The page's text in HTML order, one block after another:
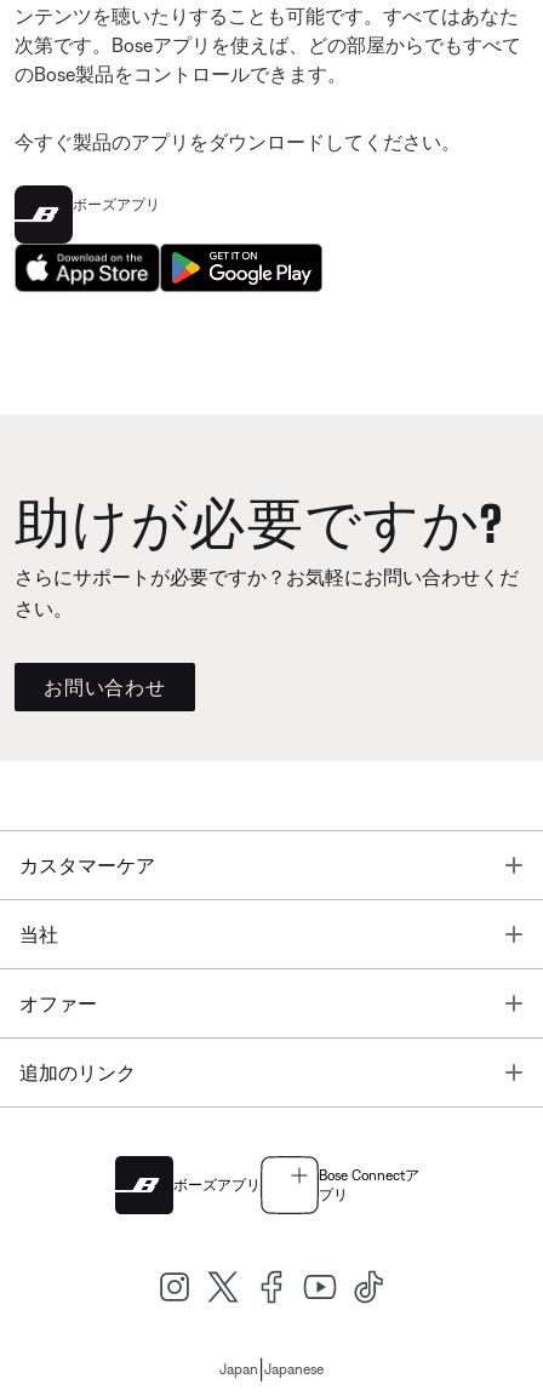
ンテンツを聴いたりすることも可能です。すべてはあなた
次第です。Boseアプリを使えば、どの部屋からでもすべて
のBose製品をコントロールできます。
今すぐ製品のアプリをダウンロードしてください。
ボーズアプリ
助けが必要ですか?
さらにサポートが必要ですか？お気軽にお問い合わせくだ
さい。
お問い合わせ
カスタマーケア
当社
オファー
追加のリンク
ボーズアプリ
Bose Connectア
プリ
Japan Japanese